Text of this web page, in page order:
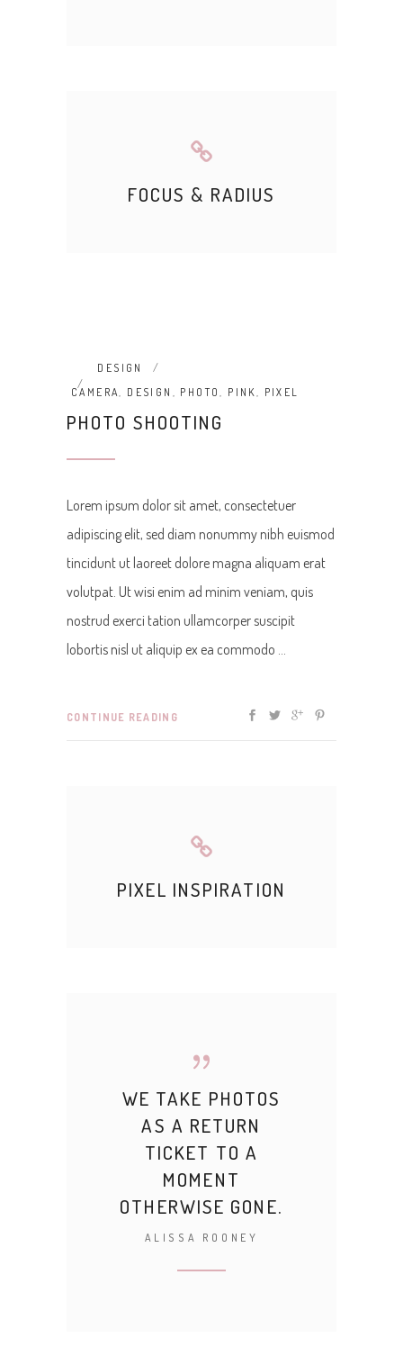
FOCUS & RADIUS
DESIGN
CAMERA
DESIGN PHOTO PINK PIXEL
PHOTO SHOOTING
Lorem ipsum dolor sit amet, consectetuer
adipiscing elit, sed diam nonummy nibh euismod
tincidunt ut laoreet dolore magna aliquam erat
volutpat. Ut wisi enim ad minim veniam, quis
nostrud exerci tation ullamcorper suscipit
lobortis nisl ut aliquip ex ea commodo
CONTINUE READING
PIXEL INSPIRATION
WE TAKE PHOTOS
AS A RETURN
TICKET TO A
MOMENT
OTHERWISE GONE.
ALISSA ROONEY